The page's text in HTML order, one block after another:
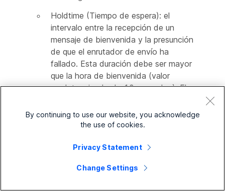
Holdtime (Tiempo de espera): el
intervalo entre la recepción de un
mensaje de bienvenida y la presunción
de que el enrutador de envío ha
fallado. Esta duración debe ser mayor
que la hora de bienvenida (valor
predeterminado de 10 segundos). El
255 segundos
temporizador de espera para que sea
temporizador de bienvenida.
By continuing to use our website, you acknowledge
the use of cookies.
Privacy Statement
Change Settings